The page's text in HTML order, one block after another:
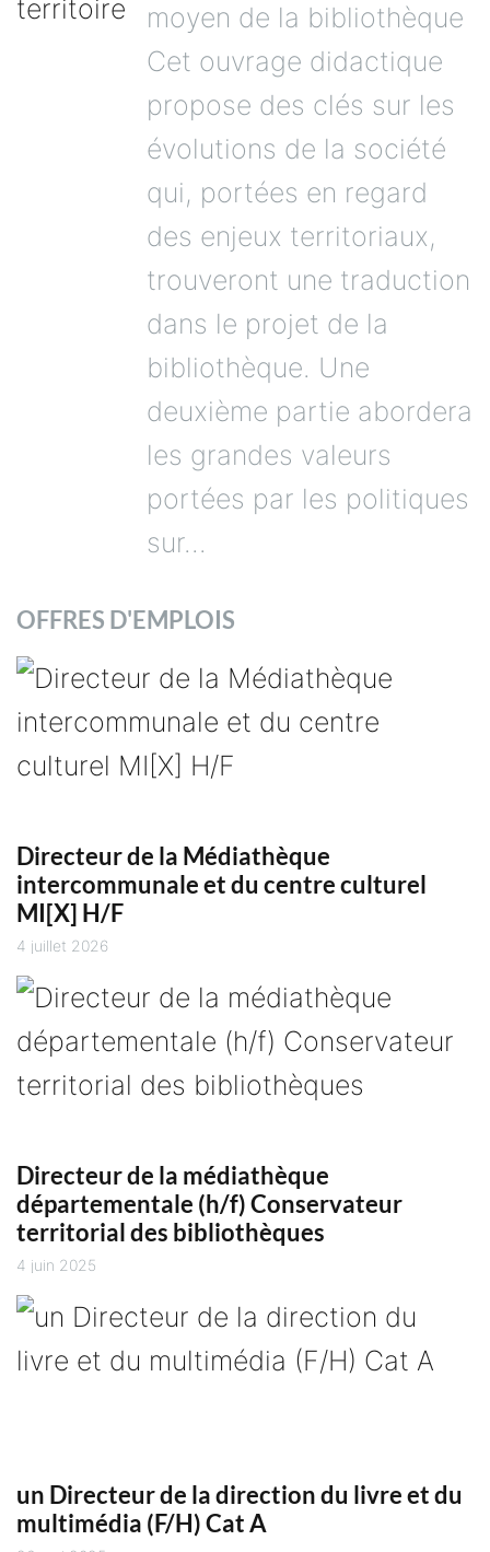
moyen de la bibliothèque
Cet ouvrage didactique
propose des clés sur les
évolutions de la société
qui, portées en regard
des enjeux territoriaux,
trouveront une traduction
dans le projet de la
bibliothèque. Une
deuxième partie abordera
les grandes valeurs
portées par les politiques
sur...
OFFRES D'EMPLOIS
Directeur de la Médiathèque
intercommunale et du centre culturel
MI[X] H/F
4 juillet 2026
Directeur de la médiathèque
départementale (h/f) Conservateur
territorial des bibliothèques
4 juin 2025
un Directeur de la direction du livre et du
multimédia (F/H) Cat A